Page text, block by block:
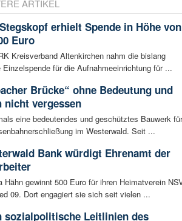
ARTIKEL
erhielt Spende in Höhe von
Euro
Kreisverband Altenkirchen nahm die bislang
Einzelspende für die Aufnahmeeinrichtung für ...
Brücke“ ohne Bedeutung und
nicht vergessen
eine bedeutendes und geschütztes Bauwerk für
im Westerwald. Seit ...
Bank würdigt Ehrenamt der
Hähn gewinnt 500 Euro für ihren Heimatverein
09. Dort engagiert sie sich seit vielen ...
sozialpolitische Leitlinien des